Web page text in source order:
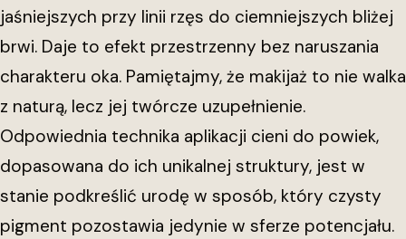
jaśniejszych przy linii rzęs do ciemniejszych bliżej
brwi. Daje to efekt przestrzenny bez naruszania
charakteru oka. Pamiętajmy, że makijaż to nie walka
z naturą, lecz jej twórcze uzupełnienie.
Odpowiednia technika aplikacji cieni do powiek,
dopasowana do ich unikalnej struktury, jest w
stanie podkreślić urodę w sposób, który czysty
pigment pozostawia jedynie w sferze potencjału.